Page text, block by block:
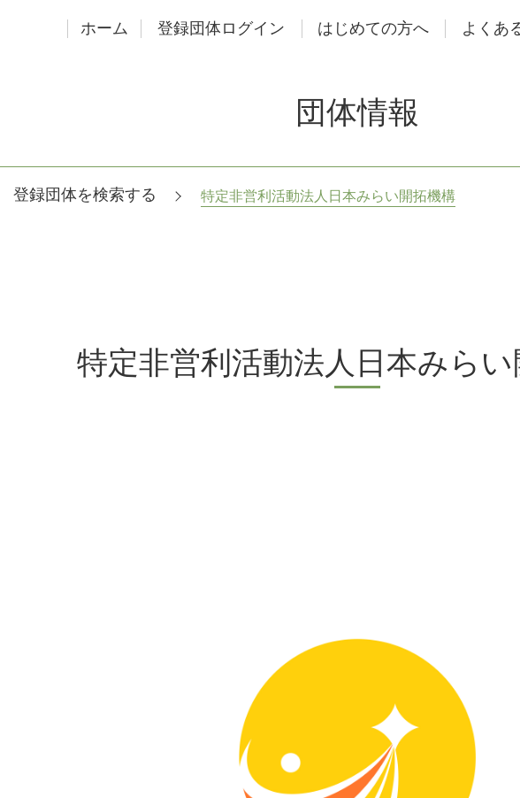
ホーム 登録団体ログイン はじめての方へ よくあ
団体情報
登録団体を検索する 特定非営利活動法人日本みらい開拓機構
特定非営利活動法人日本みら